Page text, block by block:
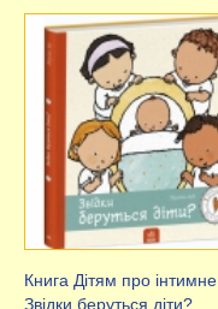
Книга Дітям про інтимне.
Звідки беруться діти?